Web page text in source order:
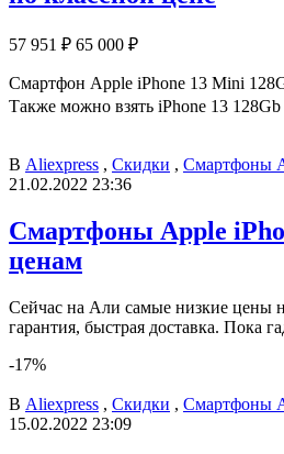
57 951 ₽ 65 000 ₽
Смартфон Apple iPhone 13 Mini
Также можно взять iPhone 13 128Gb
В Aliexpress , Скидки , Смартфоны
21.02.2022 23:36
Смартфоны Apple
ценам
Сейчас на Али самые низкие цены
гарантия, быстрая доставка. Пока
-17%
В Aliexpress , Скидки , Смартфоны
15.02.2022 23:09